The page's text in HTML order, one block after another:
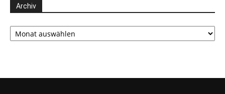
Archiv
Archiv